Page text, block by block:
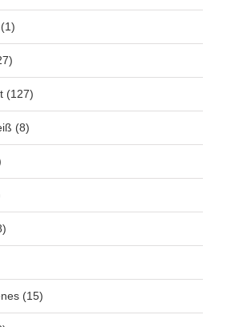
(127)
(8)
(15)